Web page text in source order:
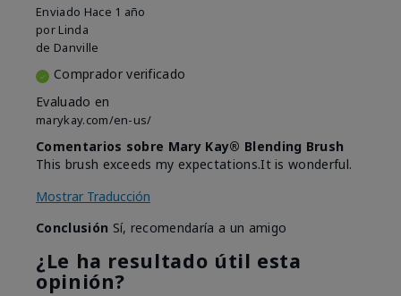
Enviado Hace 1 año
por Linda
de Danville
Comprador verificado
Evaluado en
marykay.com/en-us/
Comentarios sobre Mary Kay® Blending Brush
This brush exceeds my expectations.It is wonderful.
Mostrar Traducción
Conclusión Sí, recomendaría a un amigo
¿Le ha resultado útil esta
opinión?